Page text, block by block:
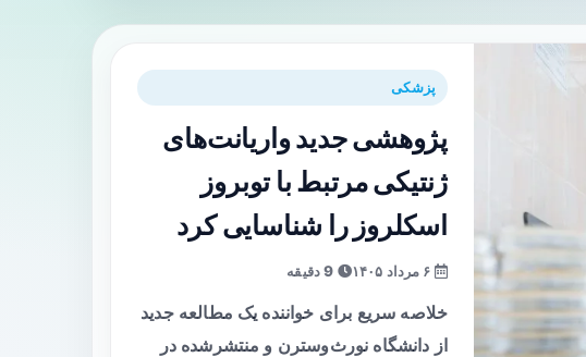
پزشکی
پژوهشی جدید واریانت‌های
ژنتیکی مرتبط با توبروز
اسکلروز را شناسایی کرد
خلاصه سریع برای خواننده یک مطالعه جدید
از دانشگاه نورث‌وسترن و منتشرشده در